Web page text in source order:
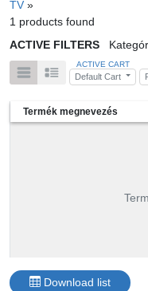
TV »
1 products found
ACTIVE FILTERS
ACTIVE CART
Default Cart
Termék megnevezés
Download list